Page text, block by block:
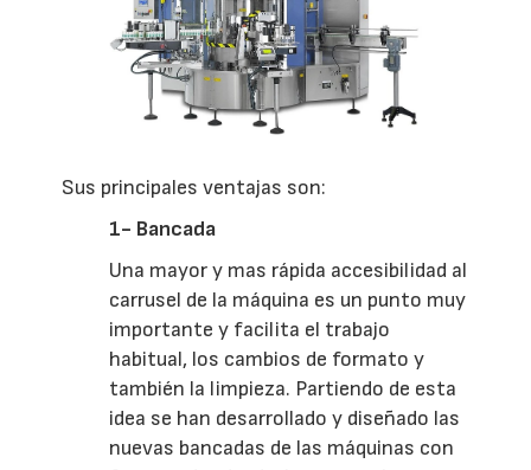
Sus principales ventajas son:
1- Bancada
Una mayor y mas rápida accesibilidad al
carrusel de la máquina es un punto muy
importante y facilita el trabajo
habitual, los cambios de formato y
también la limpieza. Partiendo de esta
idea se han desarrollado y diseñado las
nuevas bancadas de las máquinas con